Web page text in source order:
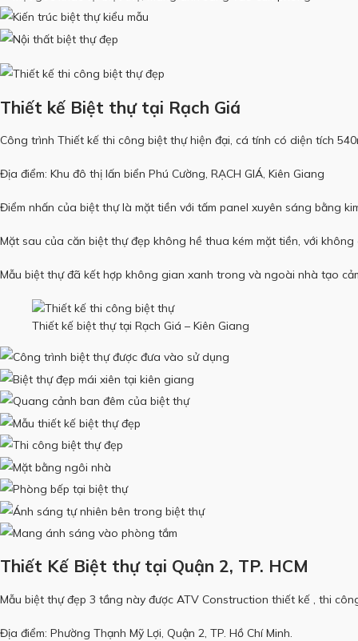
Thiết kế Biệt thự tại Rạch Giá
Công trình Thiết kế thi công biệt thự hiện đại, cá tính có diện tích
Địa điểm: Khu đô thị lấn biển Phú Cường, RẠCH GIÁ, Kiên Giang
Điểm nhấn của biệt thự là mặt tiền với tấm panel xuyên sáng bằng
Mặt sau của căn biệt thự đẹp không hề thua kém mặt tiền, với
Mẫu biệt thự đã kết hợp không gian xanh trong và ngoài nhà tạo
Thiết kế biệt thự tại Rạch Giá – Kiên Giang
Thiết Kế Biệt thự tại Quận 2, TP. HCM
Mẫu biệt thự đẹp 3 tầng này được ATV Construction thiết kế , thi
Địa điểm: Phường Thạnh Mỹ Lợi, Quận 2, TP. Hồ Chí Minh.